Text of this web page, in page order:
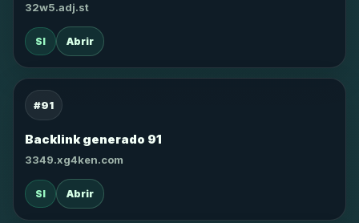
32w5.adj.st
SI Abrir
#91
Backlink generado 91
3349.xg4ken.com
SI Abrir